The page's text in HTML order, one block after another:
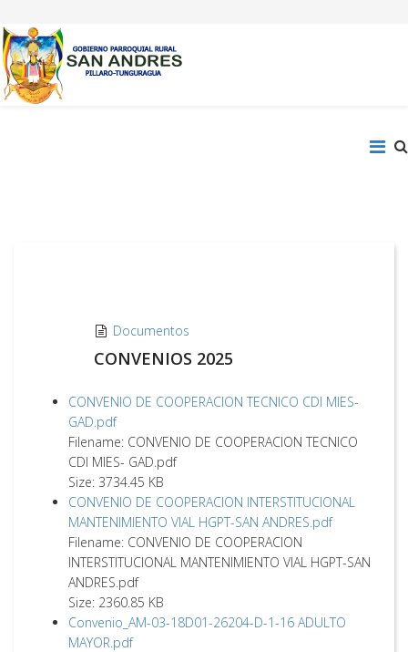
Documentos
CONVENIOS 2025
CONVENIO DE COOPERACION TECNICO CDI MIES-
GAD.pdf
Filename: CONVENIO DE COOPERACION TECNICO
CDI MIES- GAD.pdf
Size: 3734.45 KB
CONVENIO DE COOPERACION INTERSTITUCIONAL
MANTENIMIENTO VIAL HGPT-SAN ANDRES.pdf
Filename: CONVENIO DE COOPERACION
INTERSTITUCIONAL MANTENIMIENTO VIAL HGPT-SAN
ANDRES.pdf
Size: 2360.85 KB
Convenio_AM-03-18D01-26204-D-1-16 ADULTO
MAYOR.pdf